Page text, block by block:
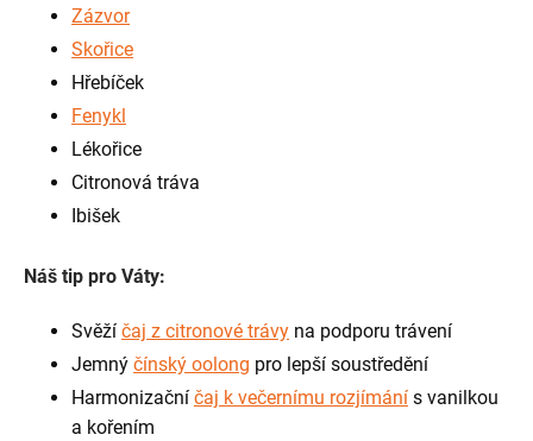
Zázvor
Skořice
Hřebíček
Fenykl
Lékořice
Citronová tráva
Ibišek
Náš tip pro Váty:
Svěží čaj z citronové trávy na podporu trávení
Jemný čínský oolong pro lepší soustředění
Harmonizační čaj k večernímu rozjímání s vanilkou
a kořením